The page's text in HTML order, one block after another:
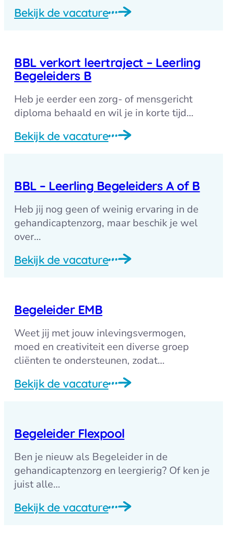
Bekijk de vacature
BBL verkort leertraject – Leerling
Begeleiders B
Heb je eerder een zorg- of mensgericht
diploma behaald en wil je in korte tijd…
Bekijk de vacature
BBL – Leerling Begeleiders A of B
Heb jij nog geen of weinig ervaring in de
gehandicaptenzorg, maar beschik je wel
over…
Bekijk de vacature
Begeleider EMB
Weet jij met jouw inlevingsvermogen,
moed en creativiteit een diverse groep
cliënten te ondersteunen, zodat…
Bekijk de vacature
Begeleider Flexpool
Ben je nieuw als Begeleider in de
gehandicaptenzorg en leergierig? Of ken je
juist alle…
Bekijk de vacature